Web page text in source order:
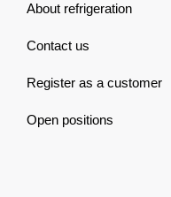
About refrigeration
Contact us
Register as a customer
Open positions